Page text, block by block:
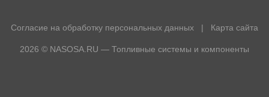
Согласие на обработку персональных данных | Карта сайта
2026 © NASOSA.RU — Топливные системы и компоненты